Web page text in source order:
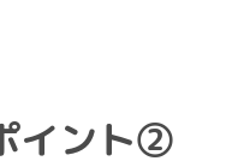
イント②